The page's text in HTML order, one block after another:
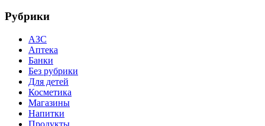
Рубрики
АЗС
Аптека
Банки
Без рубрики
Для детей
Косметика
Магазины
Напитки
Продукты